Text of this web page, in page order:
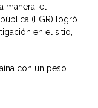
manera, el
(FGR) logró
en el sitio,
con un peso